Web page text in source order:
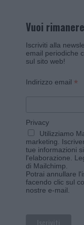
Vuoi
Iscriviti alla
email periodiche
sul sito web!
Indirizzo email *
Privacy
Utilizziamo
marketing.
tue informazioni
l'elaborazione.
di Mailchimp
Potrai annullare
facendo clic sul
nostre e-mail.